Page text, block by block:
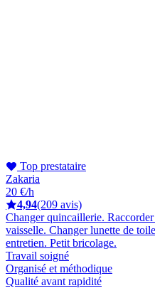
Top prestataire
Zakaria
20 €/h
4,94(209 avis)
Changer quincaillerie.
vaisselle. Changer lunette de
entretien. Petit bricolage.
Travail soigné
Organisé et méthodique
Qualité avant rapidité